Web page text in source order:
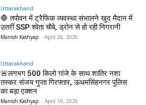
Uttarakhand
🛑 तपोवन में ट्रैफिक व्यवस्था संभालने खुद मैदान में
उतरीं SSP श्वेता चौबे, ड्रोन से हो रही निगरानी
Manish Kashyap - April 26, 2026
Uttarakhand
🚨लगभग 500 किलो गांजे के साथ शातिर नशा
तस्कर संजय गुप्ता गिरफ्तार, ऊधमसिंहनगर पुलिस
का बड़ा एक्शन
Manish Kashyap - April 19, 2026